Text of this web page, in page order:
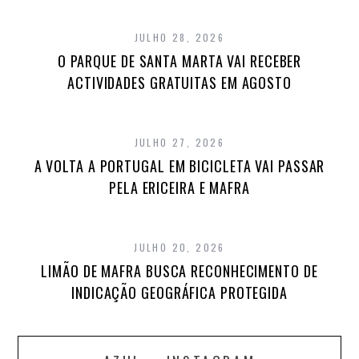
JULHO 28, 2026
O PARQUE DE SANTA MARTA VAI RECEBER
ACTIVIDADES GRATUITAS EM AGOSTO
JULHO 27, 2026
A VOLTA A PORTUGAL EM BICICLETA VAI PASSAR
PELA ERICEIRA E MAFRA
JULHO 20, 2026
LIMÃO DE MAFRA BUSCA RECONHECIMENTO DE
INDICAÇÃO GEOGRÁFICA PROTEGIDA